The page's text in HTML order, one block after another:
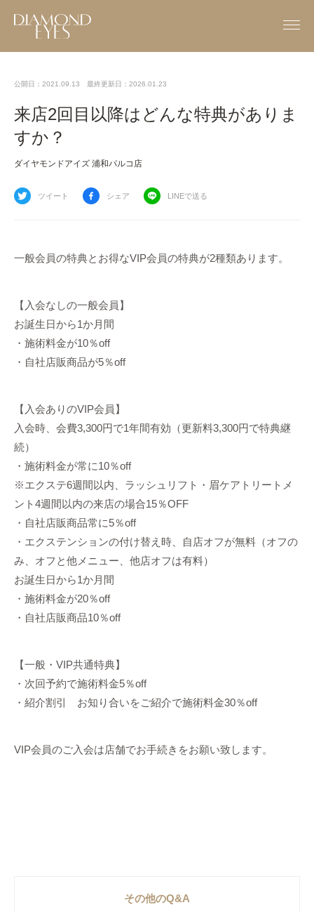
公開日：2021.09.13 最終更新日：2026.01.23
来店2回目以降はどんな特典がありま
すか？
ダイヤモンドアイズ 浦和パルコ店
ツイート シェア LINEで送る
一般会員の特典とお得なVIP会員の特典が2種類あります。
【入会なしの一般会員】
お誕生日から1か月間
・施術料金が10％off
・自社店販商品が5％off
【入会ありのVIP会員】
入会時、会費3,300円で1年間有効（更新料3,300円で特典継
続）
・施術料金が常に10％off
※エクステ6週間以内、ラッシュリフト・眉ケアトリートメ
ント4週間以内の来店の場合15％OFF
・自社店販商品常に5％off
・エクステンションの付け替え時、自店オフが無料（オフの
み、オフと他メニュー、他店オフは有料）
お誕生日から1か月間
・施術料金が20％off
・自社店販商品10％off
【一般・VIP共通特典】
・次回予約で施術料金5％off
・紹介割引 お知り合いをご紹介で施術料金30％off
VIP会員のご入会は店舗でお手続きをお願い致します。
その他のQ&A